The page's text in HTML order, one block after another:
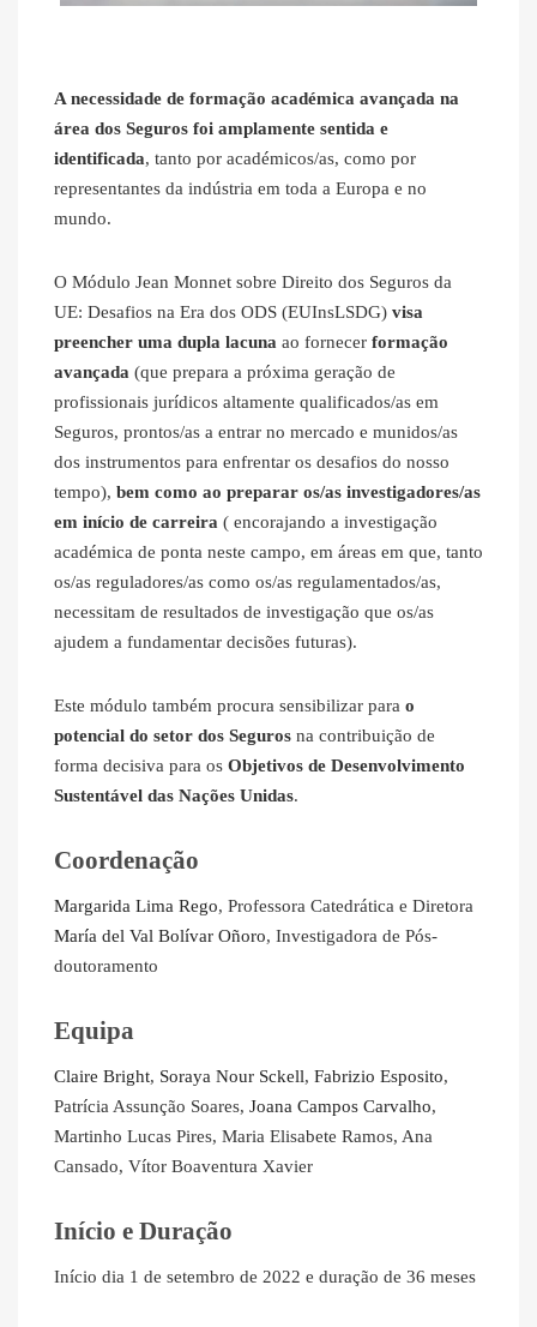
A necessidade de formação académica avançada na
área dos Seguros foi amplamente sentida e
identificada, tanto por académicos/as, como por
representantes da indústria em toda a Europa e no
mundo.
O Módulo Jean Monnet sobre Direito dos Seguros da
UE: Desafios na Era dos ODS (EUInsLSDG) visa
preencher uma dupla lacuna ao fornecer formação
avançada (que prepara a próxima geração de
profissionais jurídicos altamente qualificados/as em
Seguros, prontos/as a entrar no mercado e munidos/as
dos instrumentos para enfrentar os desafios do nosso
tempo), bem como ao preparar os/as investigadores/as
em início de carreira ( encorajando a investigação
académica de ponta neste campo, em áreas em que, tanto
os/as reguladores/as como os/as regulamentados/as,
necessitam de resultados de investigação que os/as
ajudem a fundamentar decisões futuras).
Este módulo também procura sensibilizar para o
potencial do setor dos Seguros na contribuição de
forma decisiva para os Objetivos de Desenvolvimento
Sustentável das Nações Unidas.
Coordenação
Margarida Lima Rego, Professora Catedrática e Diretora
María del Val Bolívar Oñoro, Investigadora de Pós-
doutoramento
Equipa
Claire Bright, Soraya Nour Sckell, Fabrizio Esposito,
Patrícia Assunção Soares, Joana Campos Carvalho,
Martinho Lucas Pires, Maria Elisabete Ramos, Ana
Cansado, Vítor Boaventura Xavier
Início e Duração
Início dia 1 de setembro de 2022 e duração de 36 meses